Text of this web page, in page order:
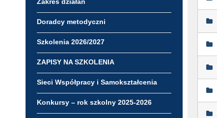
Doradcy metodyczni
Szkolenia 2026/2027
ZAPISY NA SZKOLENIA
Sieci Współpracy i Samokształcenia
Konkursy – rok szkolny 2025-2026